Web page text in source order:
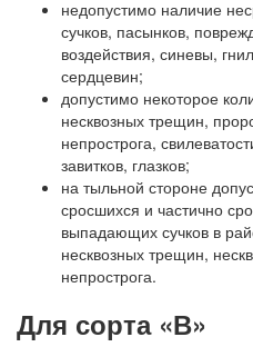
недопустимо наличие
сучков, пасынков,
воздействия, синевы,
сердцевин;
допустимо некоторое
несквозных трещин,
непрострога,
завитков, глазков;
на тыльной стороне
сросшихся и частично
выпадающих сучков в
несквозных трещин,
непрострога.
Для сорта «В»